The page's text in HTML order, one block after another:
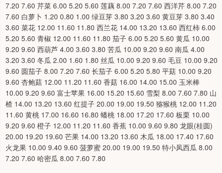
7.20 7.60 芹菜 6.00 5.20 5.60 莲藕 8.00 7.20 7.60 西洋芹 8.00 7.20
7.60 白萝卜 1.20 0.80 1.00 绿豆芽 3.80 3.20 3.60 黄豆芽 3.80 3.40
3.60 菜花 12.00 11.60 11.80 西兰花 14.00 13.20 13.60 西红柿 6.00
5.20 5.60 青椒 12.00 11.60 11.80 茄子 6.00 5.20 5.60 黄瓜 10.00
9.20 9.60 西葫芦 4.00 3.60 3.80 苦瓜 10.00 9.20 9.60 南瓜 4.00
3.20 3.60 冬瓜 2.00 1.60 1.80 丝瓜 10.00 9.20 9.60 毛豆 10.00 9.20
9.60 圆茄子 8.00 7.20 7.60 长茄子 6.00 5.20 5.80 平菇 10.00 9.20
9.60 杏鲍菇 12.00 11.20 11.60 香菇 16.00 14.00 15.00 玉米棒
10.00 9.20 9.60 富士苹果 16.00 15.20 15.60 雪梨 8.00 7.60 7.80 山
楂 14.00 13.20 13.60 红提子 20.00 19.00 19.50 猕猴桃 12.00 11.20
11.60 黄桃 17.00 16.60 16.80 蟠桃 18.00 17.20 17.60 板栗 10.00
9.20 9.60 橙子 12.00 11.20 11.60 香蕉 10.00 9.60 9.80 龙眼(桂圆)
20.00 19.20 19.60 芒果 14.00 13.20 13.60 木瓜 18.00 17.40 17.60
火龙果 10.00 9.40 9.60 菠萝蜜 20.00 19.00 19.50 特小凤西瓜 8.00
7.20 7.60 哈密瓜 8.00 7.60 7.80